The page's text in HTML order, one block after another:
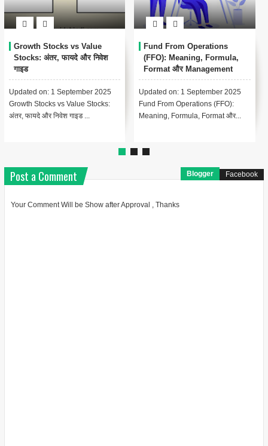
Growth Stocks vs Value
Stocks: अंतर, फायदे और निवेश
गाइड
Updated on: 1 September 2025
Growth Stocks vs Value Stocks:
अंतर, फायदे और निवेश गाइड ...
Fund From Operations
(FFO): Meaning, Formula,
Format और Management
Accounting में महत्व
Updated on: 1 September 2025
Fund From Operations (FFO):
Meaning, Formula, Format और...
Post a Comment Blogger Facebook
Your Comment Will be Show after Approval , Thanks